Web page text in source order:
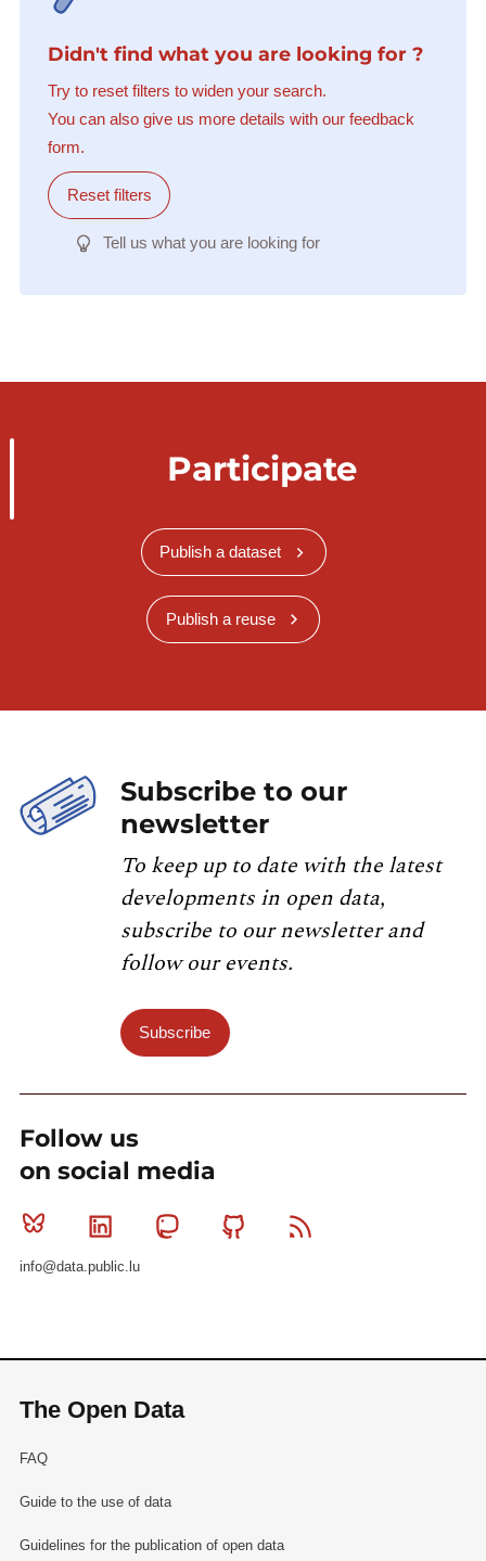
Didn't find what you are looking for ?
Try to reset filters to widen your search.
You can also give us more details with our feedback
form.
Reset filters
Tell us what you are looking for
Participate
Publish a dataset
Publish a reuse
Subscribe to our
newsletter
To keep up to date with the latest
developments in open data,
subscribe to our newsletter and
follow our events.
Subscribe
Follow us
on social media
Bluesky Linkedin MastodonGithub
info@data.public.lu
The Open Data
FAQ
Guide to the use of data
Guidelines for the publication of open data